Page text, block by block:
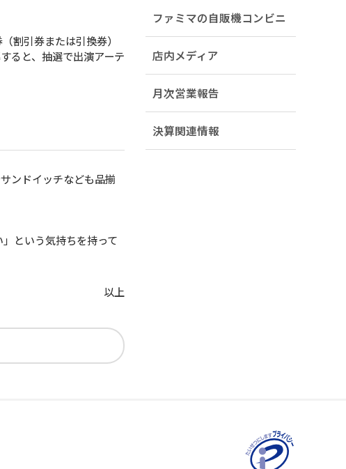
割引券または引換券）
ると、抽選で出演アーテ
ンドイッチなども品揃
という気持ちを持って
以上
ファミマの自販機コンビニ
店内メディア
月次営業報告
決算関連情報